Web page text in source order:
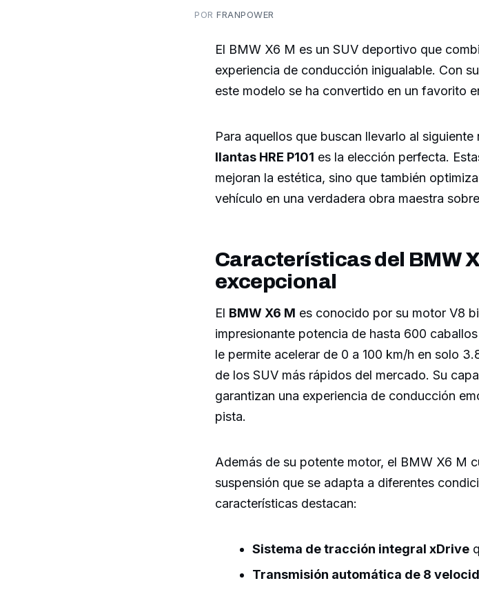
PORFRANPOWER
El BMW X6 M es un SUV deportivo que
experiencia de conducción inigualable. Con
este modelo se ha convertido en un favorito
Para aquellos que buscan llevarlo al siguiente
llantas HRE P101 es la elección perfecta.
mejoran la estética, sino que también
vehículo en una verdadera obra maestra
Características del BMW
excepcional
El BMW X6 M es conocido por su motor V8
impresionante potencia de hasta 600
le permite acelerar de 0 a 100 km/h en solo
de los SUV más rápidos del mercado. Su
garantizan una experiencia de conducción
pista.
Además de su potente motor, el BMW X6 M
suspensión que se adapta a diferentes
características destacan:
Sistema de tracción integral xDrive
Transmisión automática de 8